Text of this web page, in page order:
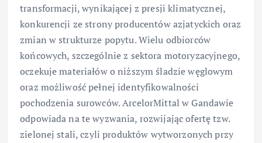
transformacji, wynikającej z presji klimatycznej,
konkurencji ze strony producentów azjatyckich oraz
zmian w strukturze popytu. Wielu odbiorców
końcowych, szczególnie z sektora motoryzacyjnego,
oczekuje materiałów o niższym śladzie węglowym
oraz możliwość pełnej identyfikowalności
pochodzenia surowców. ArcelorMittal w Gandawie
odpowiada na te wyzwania, rozwijając ofertę tzw.
zielonej stali, czyli produktów wytworzonych przy